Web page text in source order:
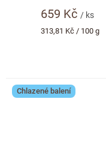
659 Kč / ks
Měrná
313,81 Kč / 100 g
Chlazené balení